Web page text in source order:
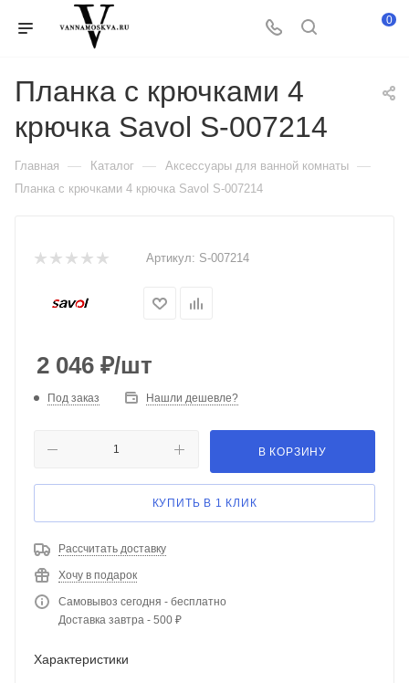
0
Планка с крючками 4
крючка Savol S-007214
Главная — Каталог — Аксессуары для ванной комнаты —
Планка с крючками 4 крючка Savol S-007214
Артикул: S-007214
2 046 ₽/шт
Под заказ Нашли дешевле?
В КОРЗИНУ
КУПИТЬ В 1 КЛИК
Рассчитать доставку
Хочу в подарок
Самовывоз сегодня - бесплатно
Доставка завтра - 500 ₽
Характеристики